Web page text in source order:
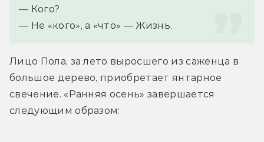
— Кого?
— Не «кого», а «что» — Жизнь.
Лицо Пола, за лето выросшего из саженца в
большое дерево, приобретает янтарное
свечение. «Ранняя осень» завершается
следующим образом: